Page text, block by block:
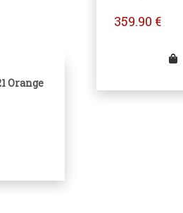
Orange
359.90 €